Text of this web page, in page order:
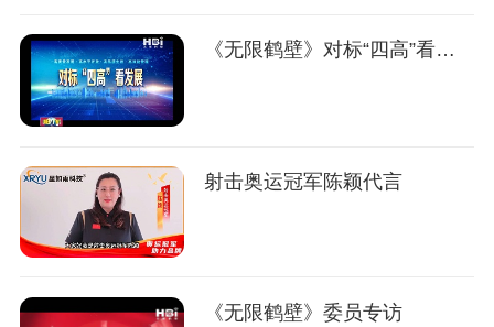
《无限鹤壁》对标“四高”看发展·高质量发展篇
射击奥运冠军陈颖代言
《无限鹤壁》委员专访